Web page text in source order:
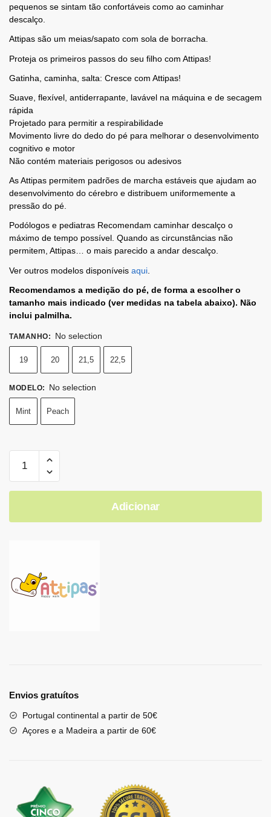
pequenos se sintam tão confortáveis como ao caminhar
descalço.
Attipas são um meias/sapato com sola de borracha.
Proteja os primeiros passos do seu filho com Attipas!
Gatinha, caminha, salta: Cresce com Attipas!
Suave, flexível, antiderrapante, lavável na máquina e de secagem
rápida
Projetado para permitir a respirabilidade
Movimento livre do dedo do pé para melhorar o desenvolvimento
cognitivo e motor
Não contém materiais perigosos ou adesivos
As Attipas permitem padrões de marcha estáveis ​​que ajudam ao
desenvolvimento do cérebro e distribuem uniformemente a
pressão do pé.
Podólogos e pediatras Recomendam caminhar descalço o
máximo de tempo possível. Quando as circunstâncias não
permitem, Attipas… o mais parecido a andar descalço.
Ver outros modelos disponíveis aqui
Recomendamos a medição do pé, de forma a escolher o
tamanho mais indicado (ver medidas na tabela abaixo). Não
inclui palmilha.
TAMANHO: No selection
19 20 21,5 22,5
MODELO: No selection
Mint Peach
Adicionar
Envios gratuítos
Portugal continental a partir de 50€
Açores e a Madeira a partir de 60€